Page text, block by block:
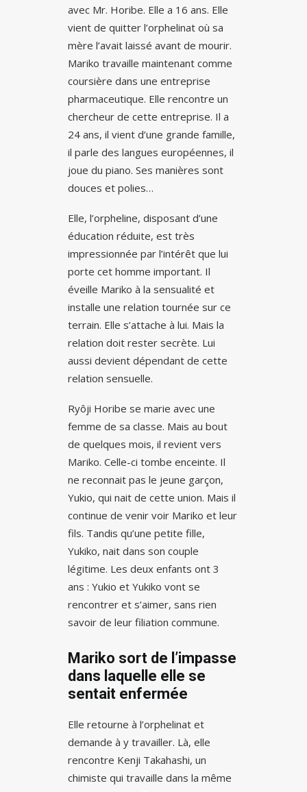
avec Mr. Horibe. Elle a 16 ans. Elle
vient de quitter l’orphelinat où sa
mère l’avait laissé avant de mourir.
Mariko travaille maintenant comme
coursière dans une entreprise
pharmaceutique. Elle rencontre un
chercheur de cette entreprise. Il a
24 ans, il vient d’une grande famille,
il parle des langues européennes, il
joue du piano. Ses manières sont
douces et polies…
Elle, l’orpheline, disposant d’une
éducation réduite, est très
impressionnée par l’intérêt que lui
porte cet homme important. Il
éveille Mariko à la sensualité et
installe une relation tournée sur ce
terrain. Elle s’attache à lui. Mais la
relation doit rester secrète. Lui
aussi devient dépendant de cette
relation sensuelle.
Ryôji Horibe se marie avec une
femme de sa classe. Mais au bout
de quelques mois, il revient vers
Mariko. Celle-ci tombe enceinte. Il
ne reconnait pas le jeune garçon,
Yukio, qui nait de cette union. Mais il
continue de venir voir Mariko et leur
fils. Tandis qu’une petite fille,
Yukiko, nait dans son couple
légitime. Les deux enfants ont 3
ans : Yukio et Yukiko vont se
rencontrer et s’aimer, sans rien
savoir de leur filiation commune.
Mariko sort de l’impasse
dans laquelle elle se
sentait enfermée
Elle retourne à l’orphelinat et
demande à y travailler. Là, elle
rencontre Kenji Takahashi, un
chimiste qui travaille dans la même